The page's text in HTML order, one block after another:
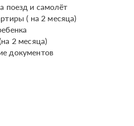
поезд и самолёт
( на 2 месяца)
месяца)